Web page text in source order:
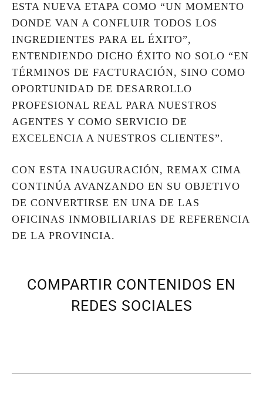
ESTA NUEVA ETAPA COMO “UN MOMENTO
DONDE VAN A CONFLUIR TODOS LOS
INGREDIENTES PARA EL ÉXITO”,
ENTENDIENDO DICHO ÉXITO NO SOLO “EN
TÉRMINOS DE FACTURACIÓN, SINO COMO
OPORTUNIDAD DE DESARROLLO
PROFESIONAL REAL PARA NUESTROS
AGENTES Y COMO SERVICIO DE
EXCELENCIA A NUESTROS CLIENTES”.
CON ESTA INAUGURACIÓN, REMAX CIMA
CONTINÚA AVANZANDO EN SU OBJETIVO
DE CONVERTIRSE EN UNA DE LAS
OFICINAS INMOBILIARIAS DE REFERENCIA
DE LA PROVINCIA.
COMPARTIR CONTENIDOS EN
REDES SOCIALES